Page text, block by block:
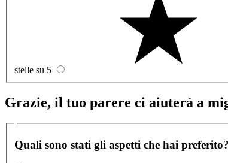
stelle su 5
Grazie, il tuo parere ci aiuterà a
Quali sono stati gli aspetti che hai preferito?